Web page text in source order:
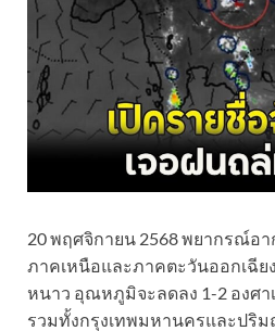
20 พฤศจิกายน 2568 พยากรณ์อ
ภาคเหนือและภาคตะวันออกเฉีย
หนาว อุณหภูมิจะลดลง 1-2 องศา
รวมทั้งกรุงเทพมหานครและปริ